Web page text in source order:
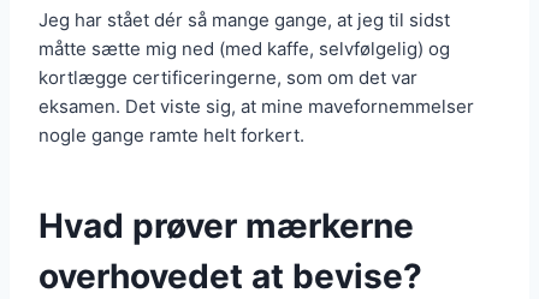
Jeg har stået dér så mange gange, at jeg til sidst
måtte sætte mig ned (med kaffe, selvfølgelig) og
kortlægge certificeringerne, som om det var
eksamen. Det viste sig, at mine mavefornemmelser
nogle gange ramte helt forkert.
Hvad prøver mærkerne
overhovedet at bevise?